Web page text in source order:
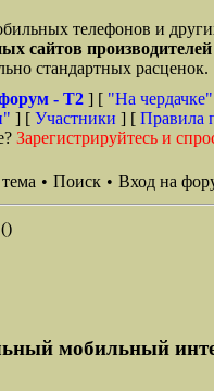
телефонов и
сайтов
стандартных расценок.
- T2 ] [ "На
] [ Участники ] [ Правила
Зарегистрируйтесь и
• Поиск • Вход на
()
мобильный